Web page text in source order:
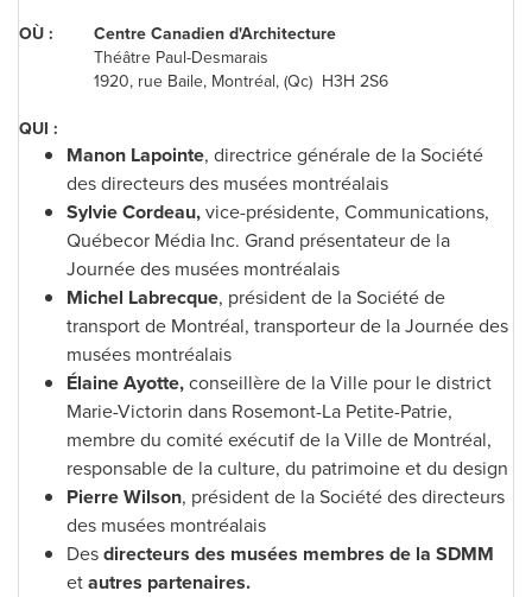
OÙ :
Centre Canadien d'Architecture
Théâtre Paul-Desmarais
1920, rue Baile, Montréal, (Qc) H3H 2S6
QUI :
Manon Lapointe, directrice générale de la Société
des directeurs des musées montréalais
Sylvie Cordeau,vice-présidente, Communications,
Québecor Média Inc. Grand présentateur de la
Journée des musées montréalais
Michel Labrecque, président de la Société de
transport de Montréal, transporteur de la Journée des
musées montréalais
Élaine Ayotte,conseillère de la Ville pour le district
Marie-Victorin dans Rosemont-La Petite-Patrie,
membre du comité exécutif de la Ville de Montréal,
responsable de la culture, du patrimoine et du design
Pierre Wilson, président de la Société des directeurs
des musées montréalais
Desdirecteurs des musées membres de la SDMM
etautres partenaires.